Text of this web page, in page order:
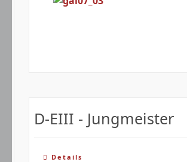
D-EIII - Jungmeister
Details